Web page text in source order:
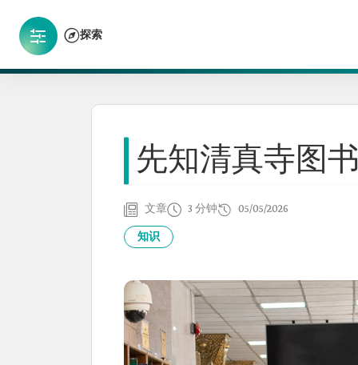
探索
先知清真寺图
文章 3 分钟 05/05/2026
知识